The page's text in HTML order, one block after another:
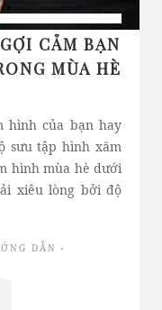
CẢM BẠN
MÙA HÈ
hình của bạn hay
sưu tập hình xăm
hình mùa hè dưới
xiêu lòng bởi độ
DẪN